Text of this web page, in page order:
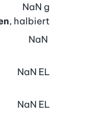
, halbiert
NaN g
NaN
NaN EL
NaN EL